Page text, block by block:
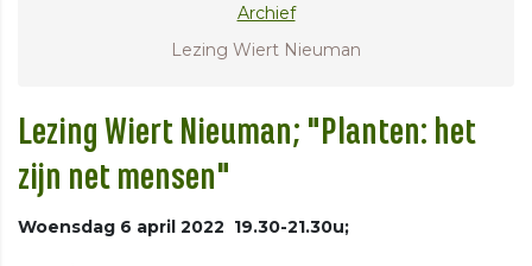
Archief
Lezing Wiert Nieuman
Lezing Wiert Nieuman; "Planten: het
zijn net mensen"
Woensdag 6 april 2022 19.30-21.30u;